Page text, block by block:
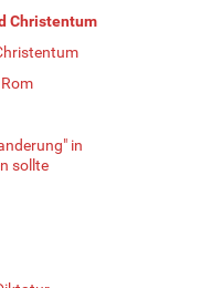
Christentum
in
sollte